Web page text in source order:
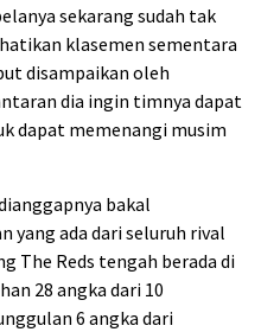
sekarang sudah tak
klasemen sementara
disampaikan oleh
dia ingin timnya dapat
dapat memenangi musim
bakal
yang ada dari seluruh rival
The Reds tengah berada di
28 angka dari 10
6 angka dari